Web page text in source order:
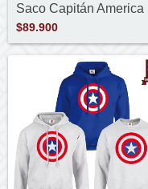
Saco Capitán America
$89.900